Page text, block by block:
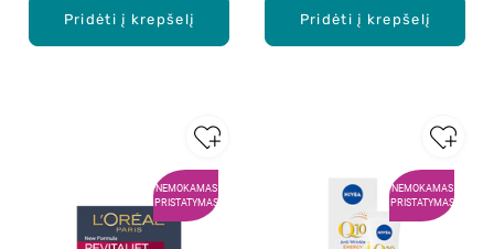
Pridėti į krepšelį Pridėti į krepšelį
NEMOKAMAS
PRISTATYMAS
NEMOKAMAS
PRISTATYMAS